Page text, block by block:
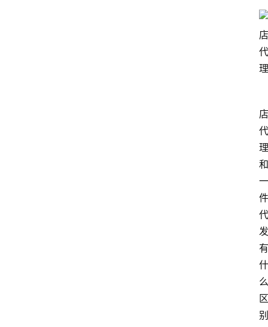
店
代
理
和
一
件
代
发
有
什
么
区
别